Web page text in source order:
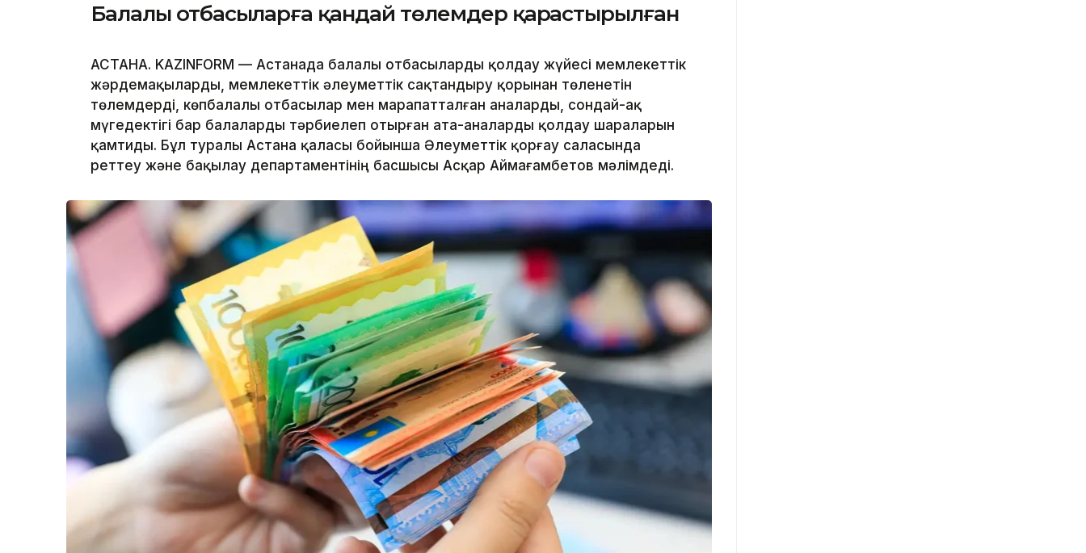
Балалы отбасыларға қандай төлемдер қарастырылған
АСТАНА. KAZINFORM — Астанада балалы отбасыларды қолдау жүйесі мемлекеттік
жәрдемақыларды, мемлекеттік әлеуметтік сақтандыру қорынан төленетін
төлемдерді, көпбалалы отбасылар мен марапатталған аналарды, сондай-ақ
мүгедектігі бар балаларды тәрбиелеп отырған ата-аналарды қолдау шараларын
қамтиды. Бұл туралы Астана қаласы бойынша Әлеуметтік қорғау саласында
реттеу және бақылау департаментінің басшысы Асқар Аймағамбетов мәлімдеді.